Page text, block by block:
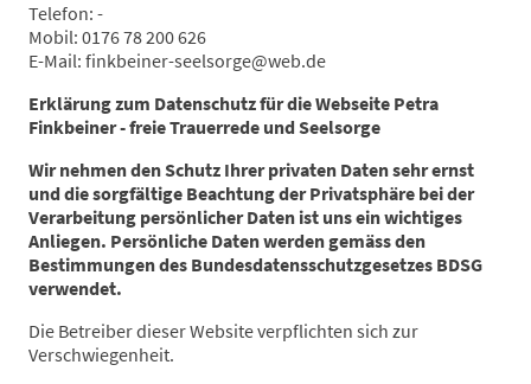
Telefon: -
Mobil: 0176 78 200 626
E-Mail: finkbeiner-seelsorge@web.de
Erklärung zum Datenschutz für die Webseite Petra
Finkbeiner - freie Trauerrede und Seelsorge
Wir nehmen den Schutz Ihrer privaten Daten sehr ernst
und die sorgfältige Beachtung der Privatsphäre bei der
Verarbeitung persönlicher Daten ist uns ein wichtiges
Anliegen. Persönliche Daten werden gemäss den
Bestimmungen des Bundesdatensschutzgesetzes BDSG
verwendet.
Die Betreiber dieser Website verpflichten sich zur
Verschwiegenheit.